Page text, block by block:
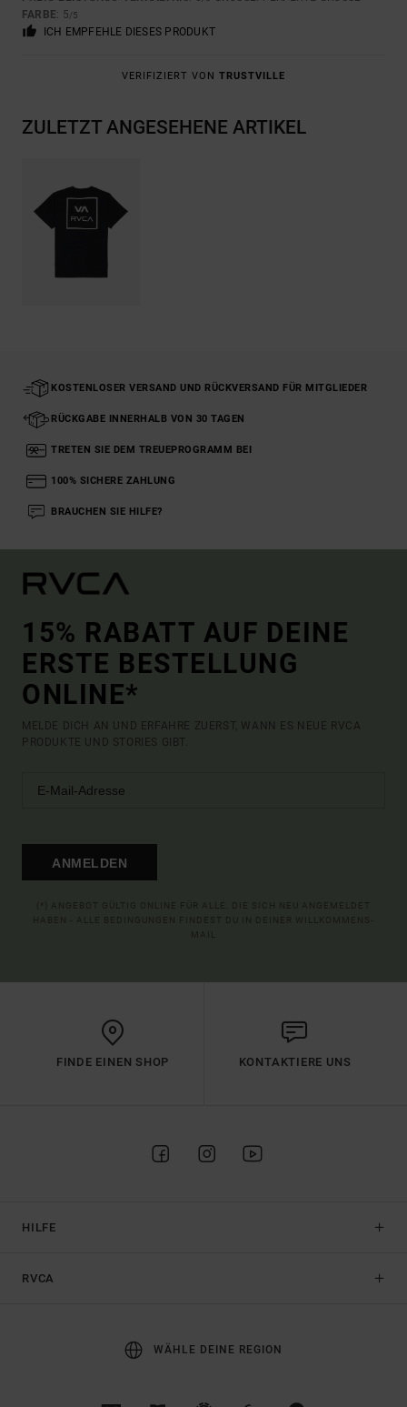
FARBE: 5/5
ICH EMPFEHLE DIESES PRODUKT
VERIFIZIERT VON TRUSTVILLE
ZULETZT ANGESEHENE ARTIKEL
KOSTENLOSER VERSAND UND RÜCKVERSAND FÜR MITGLIEDER
RÜCKGABE INNERHALB VON 30 TAGEN
TRETEN SIE DEM TREUEPROGRAMM BEI
100% SICHERE ZAHLUNG
BRAUCHEN SIE HILFE?
15% RABATT AUF DEINE
ERSTE BESTELLUNG
ONLINE*
MELDE DICH AN UND ERFAHRE ZUERST, WANN ES NEUE RVCA
PRODUKTE UND STORIES GIBT.
ANMELDEN
FINDE EINEN SHOP KONTAKTIERE UNS
HILFE
RVCA
WÄHLE DEINE REGION